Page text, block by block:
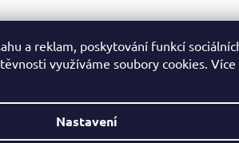
a reklam, poskytování funkcí
využíváme soubory cookies. Více
Nastavení